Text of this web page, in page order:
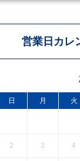
営業日カレ
日 月 火
2 3 4